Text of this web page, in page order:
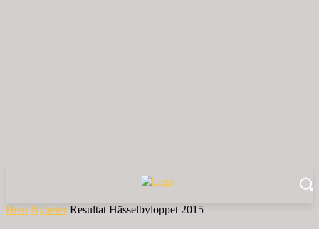
Hem Nyheter Resultat Hässelbyloppet 2015